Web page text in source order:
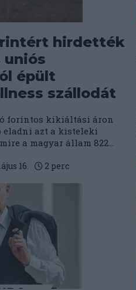
hirdették
uniós
épült
szállodát
forintos kikiáltási áron
eladni azt a kisteleki
a magyar állam 822...
16. 2 perc